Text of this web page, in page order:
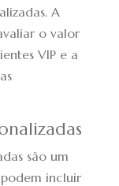
A
o valor
VIP e a
são um
podem incluir